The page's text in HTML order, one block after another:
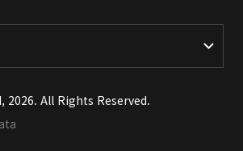
2026. All Rights Reserved.